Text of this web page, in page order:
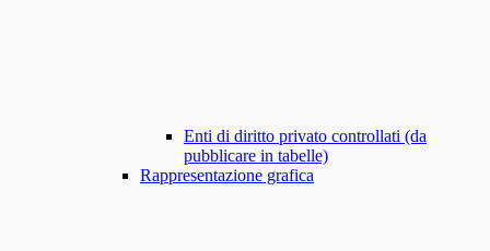
Enti di diritto privato controllati (da
pubblicare in tabelle)
Rappresentazione grafica